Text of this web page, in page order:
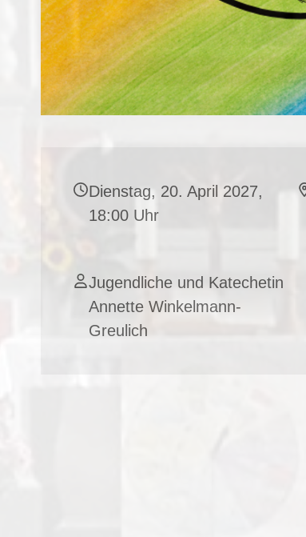
Dienstag, 20. April 2027,
18:00 Uhr
Jugendliche und Katechetin
Annette Winkelmann-
Greulich